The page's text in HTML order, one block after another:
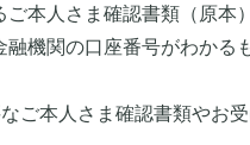
本人さま確認書類（原本）
融機関の口座番号がわか
ご本人さま確認書類やお